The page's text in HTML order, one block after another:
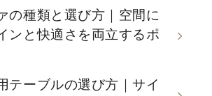
の種類と選び方｜空間に
ンと快適さを両立するポ
テーブルの選び方｜サイ